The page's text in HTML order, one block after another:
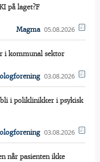
på laget?F
Magma 05.08.2026
i kommunal sektor
03.08.2026
i poliklinikker i psykisk
03.08.2026
når pasienten ikke